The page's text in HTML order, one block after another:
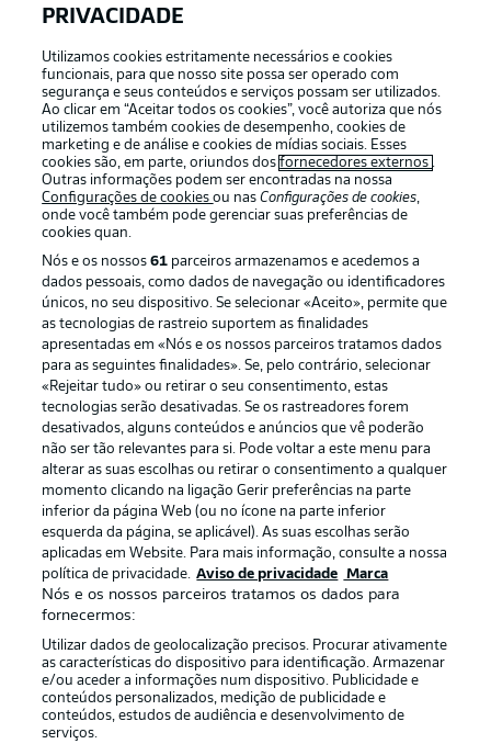
APLICATIVO DA BUNDESLIGA
Oferecido por
Publicidade Avisos legais
Gerir preferências Aviso de privacidade
Trabalhe conosco
Marca Contato
Jogadores
PRIVACIDADE
Utilizamos cookies estritamente necessários e cookies
funcionais, para que nosso site possa ser operado com
segurança e seus conteúdos e serviços possam ser utilizados.
Ao clicar em “Aceitar todos os cookies”, você autoriza que nós
utilizemos também cookies de desempenho, cookies de
marketing e de análise e cookies de mídias sociais. Esses
cookies são, em parte, oriundos dosfornecedores externos .
Outras informações podem ser encontradas na nossa
Configurações de cookiesou nasConfigurações de cookies,
onde você também pode gerenciar suas preferências de
cookies quan.
Nós e os nossos61 parceiros armazenamos e acedemos a
dados pessoais, como dados de navegação ou identificadores
únicos, no seu dispositivo. Se selecionar «Aceito», permite que
as tecnologias de rastreio suportem as finalidades
apresentadas em «Nós e os nossos parceiros tratamos dados
para as seguintes finalidades». Se, pelo contrário, selecionar
«Rejeitar tudo» ou retirar o seu consentimento, estas
tecnologias serão desativadas. Se os rastreadores forem
desativados, alguns conteúdos e anúncios que vê poderão
não ser tão relevantes para si. Pode voltar a este menu para
alterar as suas escolhas ou retirar o consentimento a qualquer
momento clicando na ligação Gerir preferências na parte
inferior da página Web (ou no ícone na parte inferior
esquerda da página, se aplicável). As suas escolhas serão
aplicadas em Website. Para mais informação, consulte a nossa
política de privacidade. Aviso de privacidade Marca
Nós e os nossos parceiros tratamos os dados para
fornecermos:
Utilizar dados de geolocalização precisos. Procurar ativamente
as características do dispositivo para identificação. Armazenar
e/ou aceder a informações num dispositivo. Publicidade e
conteúdos personalizados, medição de publicidade e
conteúdos, estudos de audiência e desenvolvimento de
serviços.